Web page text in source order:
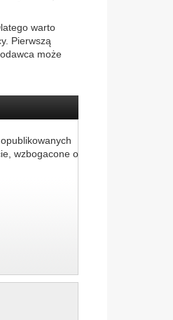
warto
Pierwszą
może
wzbogacone o